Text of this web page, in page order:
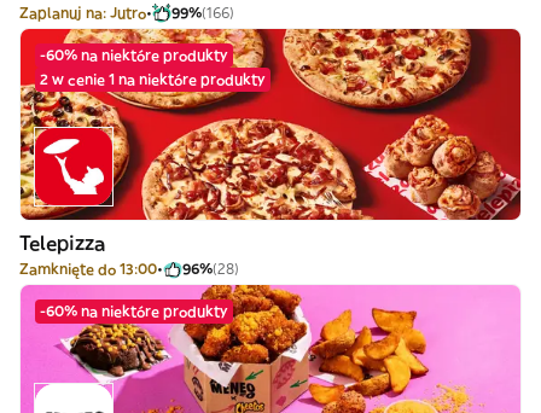
Zaplanuj na: Jutro 99%(166)
-60% na niektóre produkty
2 w cenie 1 na niektóre produkty
Telepizza
Zamknięte do 13:00 96%(28)
-60% na niektóre produkty